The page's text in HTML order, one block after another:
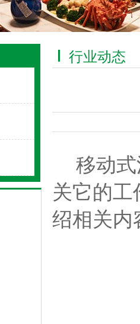
行业动态
移动式
关它的
绍相关内